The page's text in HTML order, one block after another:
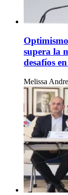
supera la
desafíos
Melissa